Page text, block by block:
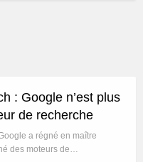
: Google n’est plus
de recherche
a régné en maître
des moteurs de…